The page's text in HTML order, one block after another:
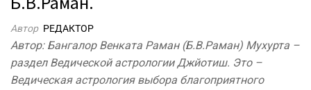
Автор РЕДАКТОР
Автор: Бангалор Венката Раман (Б.В.Раман) Мухурта –
раздел Ведической астрологии Джйотиш. Это –
Ведическая астрология выбора благоприятного